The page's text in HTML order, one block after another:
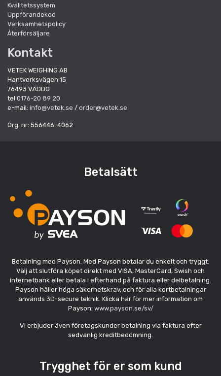
Kvalitetssystem
Uppförandekod
Verksamhetspolicy
Återförsäljare
Kontakt
VETEK WEIGHING AB
Hantverksvägen 15
76493 VÄDDÖ
tel 0176-20 89 20
e-mail: info@vetek.se / order@vetek.se
Org. nr: 556446-4062
Betalsätt
Betalning med Payson. Med Payson betalar du enkelt och tryggt.
Välj att slutföra köpet direkt med VISA, MasterCard, Swish och
internetbank eller betala i efterhand på faktura eller delbetalning.
Payson håller höga säkerhetskrav, och för alla kortbetalningar
används 3D-secure teknik. Klicka här för mer information om
Payson: www.payson.se/sv/
Vi erbjuder även företagskunder betalning via faktura efter
sedvanlig kreditbedömning.
Trygghet för er som kund